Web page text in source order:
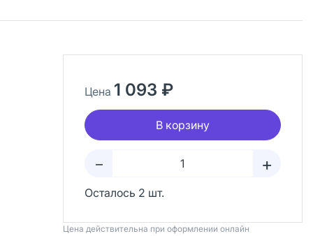
Цена 1 093 ₽
В корзину
– +
Осталось 2 шт.
Цена действительна при оформлении онлайн